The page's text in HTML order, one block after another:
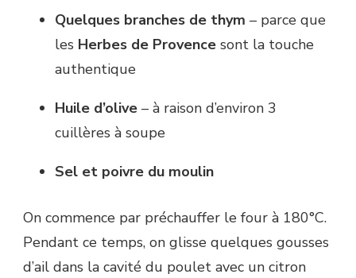
Quelques branches de thym – parce que
les Herbes de Provence sont la touche
authentique
Huile d’olive – à raison d’environ 3
cuillères à soupe
Sel et poivre du moulin
On commence par préchauffer le four à 180°C.
Pendant ce temps, on glisse quelques gousses
d’ail dans la cavité du poulet avec un citron